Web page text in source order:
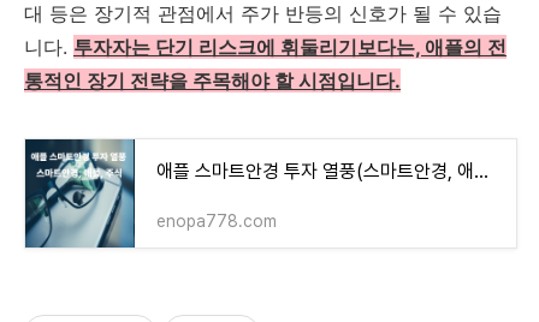
대 등은 장기적 관점에서 주가 반등의 신호가 될 수 있습
니다. 투자자는 단기 리스크에 휘둘리기보다는, 애플의 전
통적인 장기 전략을 주목해야 할 시점입니다.
애플 스마트안경 투자 열풍(스마트안경, 애플, 주식)
enopa778.com